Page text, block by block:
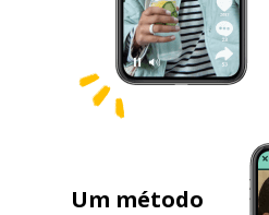
Um método